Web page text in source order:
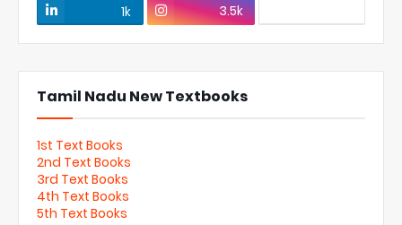
1k
3.5k
Tamil Nadu New Textbooks
1st Text Books
2nd Text Books
3rd Text Books
4th Text Books
5th Text Books